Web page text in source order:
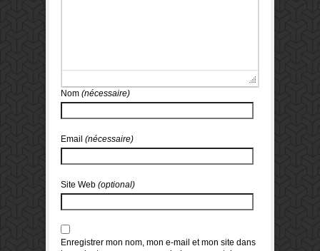
Nom (nécessaire)
Email (nécessaire)
Site Web (optional)
Enregistrer mon nom, mon e-mail et mon site dans